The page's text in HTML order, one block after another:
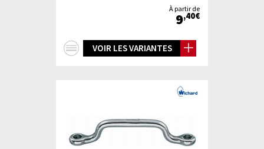
À partir de
9,40€
VOIR LES VARIANTES